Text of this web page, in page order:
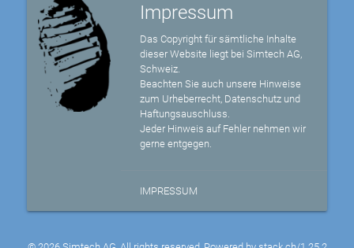
Impressum
Das Copyright für sämtliche Inhalte
dieser Website liegt bei Simtech AG,
Schweiz.
Beachten Sie auch unsere Hinweise
zum Urheberrecht, Datenschutz und
Haftungsauschluss.
Jeder Hinweis auf Fehler nehmen wir
gerne entgegen.
IMPRESSUM